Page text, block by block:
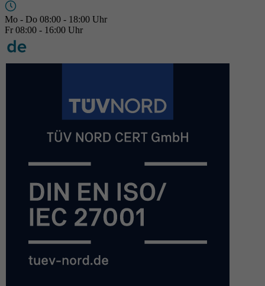
Mo - Do 08:00 - 18:00 Uhr
Fr 08:00 - 16:00 Uhr